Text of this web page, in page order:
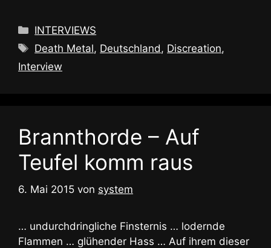
Kategorien
INTERVIEWS
Schlagwörter
Death Metal, Deutschland, Discreation,
Interview
Brannthorde – Auf
Teufel komm raus
6. Mai 2015 von system
… undurchdringliche Finsternis … lodernde
Flammen … glühender Hass … Auf ihrem dieser